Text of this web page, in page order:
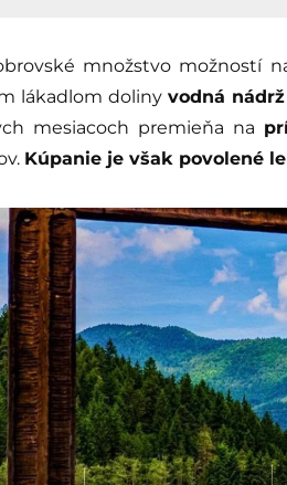
množstvo možností
lákadlom doliny vodná
mesiacoch premieňa na
Kúpanie je však povolené